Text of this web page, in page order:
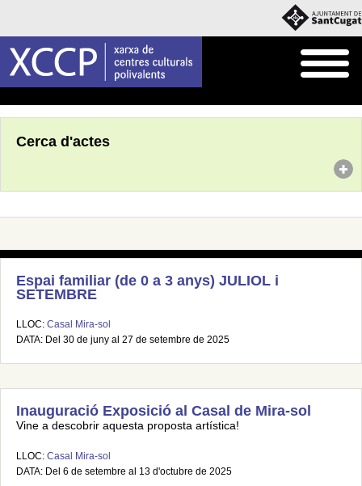
Cerca d'actes
Espai familiar (de 0 a 3 anys) JULIOL i
SETEMBRE
LLOC: Casal Mira-sol
DATA: Del 30 de juny al 27 de setembre de 2025
Inauguració Exposició al Casal de Mira-sol
Vine a descobrir aquesta proposta artística!
LLOC: Casal Mira-sol
DATA: Del 6 de setembre al 13 d'octubre de 2025